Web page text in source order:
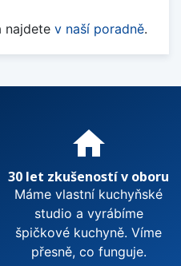
najdete v naší poradně.
home
30 let zkušeností v oboru
Máme vlastní kuchyňské
studio a vyrábíme
špičkové kuchyně. Víme
přesně, co funguje.